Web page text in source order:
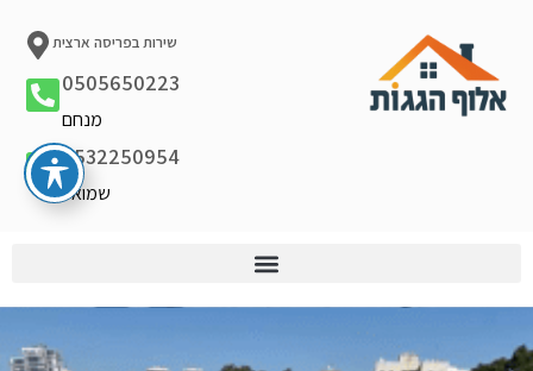
שירות בפריסה ארצית
0505650223
מנחם
0532250954
שמואל